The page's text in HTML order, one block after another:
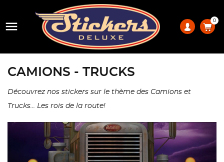
 0
CAMIONS - TRUCKS
Découvrez nos stickers sur le thème des Camions et
Trucks... Les rois de la route!